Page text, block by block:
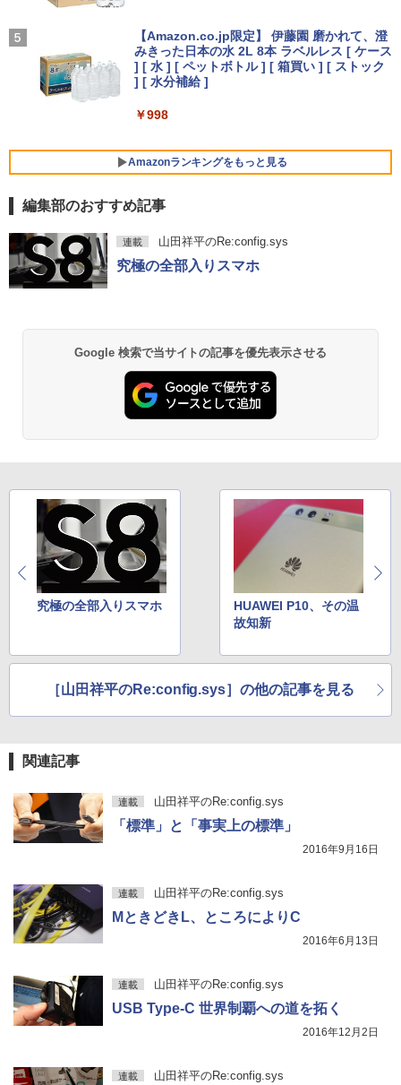
【マラソンP5倍/10%オフクーポン】中古
ノートパソコンWindows11 Pro Office
付き Panasonic Let's note CF-SV9 第1
0世代Core i5 メモリ8GB/16GB 高速SSD
26GB/512GB 12.1インチFHD Wi-Fi Blu
￥28,900
5
中古ノートパソコン/タブレット 2in1PC
Lenovo ThinkPad X380 Yoga 13.3型マ
ルチタッチパネル IPS液晶フルHD ペン付
クライト HDMI microSD Office Windo
ws11
￥22,000
超得2,500円OFF&P2倍｜Windows11正
式対応｜楽天1位｜最大180日保証｜CPU
第8世代｜HP 中古デスクトップパソコン
Windows11 office付き｜メモリ8GB SS
crosoft office 第8世代以降｜セット購入
可能｜デスクトップ 中古｜中古PC
￥34,800
5
「セールで108,430円から」GEEKOM G
4×2｜WiFi7·BT5.4·2.5G LAN｜SDカー
ド対応｜業務·動画編集·3D設計·サーバー
運用｜3年保証 mini pc 16GB+1TB
￥108,430
witch PS4 PS5対応 【整備済み中古品】
￥6,470
FHD ポータブルモニター IPS液晶パネル
薄型 軽量 持ち運び 壁掛けに対応 Switc
SBType-C/標準HDMI対応【選べる種
￥8,980
ん1000 英語つき はじめて図鑑1000 はじ
めてのずかん こども 子ども 0歳 1歳 2歳
3歳 4歳 小学館 タッチペン 図鑑 ずかん
はじめて 英語 プレゼント クリスマス お
￥1,964
Xiaomi シャオミ REDMI Buds 8 Lite ワイヤ
リング ANC 36時間再生
￥250
【Amazon.co.jp限定】 伊藤園 磨かれて、澄
みきった日本の水 2L 8本 ラベルレス [ ケース
] [ 水 ] [ ペットボトル ] [ 箱買い ] [ ストック
] [ 水分補給 ]
￥998
Amazonランキングをもっと見る
薬屋のひとりごと 17巻 (デジタル版ビッグガ
ンガンコミックス)
異世界居酒屋「のぶ」(22) (角川コミックス・
￥832
￥594
HUNTER×HUNTER モノクロ版 39 (ジャンプ
コミックスDIGITAL)
スーパーの裏でヤニ吸うふたり 9巻 (デジタル
編集部のおすすめ記事
連載 山田祥平のRe:config.sys
究極の全部入りスマホ
Google 検索で当サイトの記事を優先表示させる
究極の全部入りスマホ
HUAWEI P10、その温
故知新
［山田祥平のRe:config.sys］の他の記事を見る
関連記事
連載 山田祥平のRe:config.sys
「標準」と「事実上の標準」
2016年9月16日
連載 山田祥平のRe:config.sys
MときどきL、ところによりC
2016年6月13日
連載 山田祥平のRe:config.sys
USB Type-C 世界制覇への道を拓く
2016年12月2日
連載 山田祥平のRe:config.sys